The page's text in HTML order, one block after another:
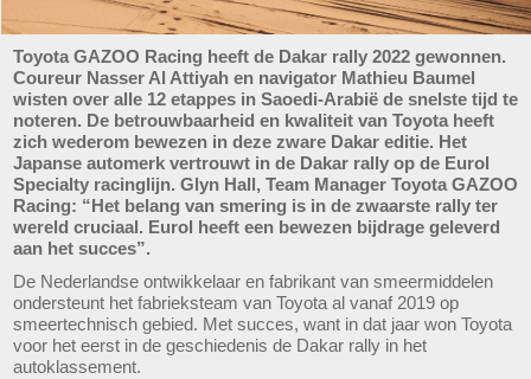
Toyota GAZOO Racing heeft de Dakar rally 2022 gewonnen.
Coureur Nasser Al Attiyah en navigator Mathieu Baumel
wisten over alle 12 etappes in Saoedi-Arabië de snelste tijd te
noteren. De betrouwbaarheid en kwaliteit van Toyota heeft
zich wederom bewezen in deze zware Dakar editie. Het
Japanse automerk vertrouwt in de Dakar rally op de Eurol
Specialty racinglijn. Glyn Hall, Team Manager Toyota GAZOO
Racing: “Het belang van smering is in de zwaarste rally ter
wereld cruciaal. Eurol heeft een bewezen bijdrage geleverd
aan het succes”.
De Nederlandse ontwikkelaar en fabrikant van smeermiddelen
ondersteunt het fabrieksteam van Toyota al vanaf 2019 op
smeertechnisch gebied. Met succes, want in dat jaar won Toyota
voor het eerst in de geschiedenis de Dakar rally in het
autoklassement.